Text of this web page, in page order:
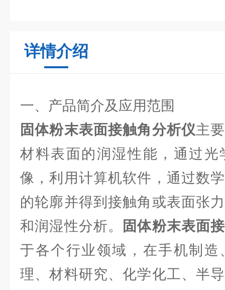
详情介绍
一、产品简介及应用范围
固体粉末表面接触角分析仪主
材料表面的润湿性能，通过光
像，利用计算机软件，通过数
的轮廓并得到接触角或表面张
和润湿性分析。
固体粉末表面
于各个行业领域，在手机制造
理、材料研究、化学化工、半